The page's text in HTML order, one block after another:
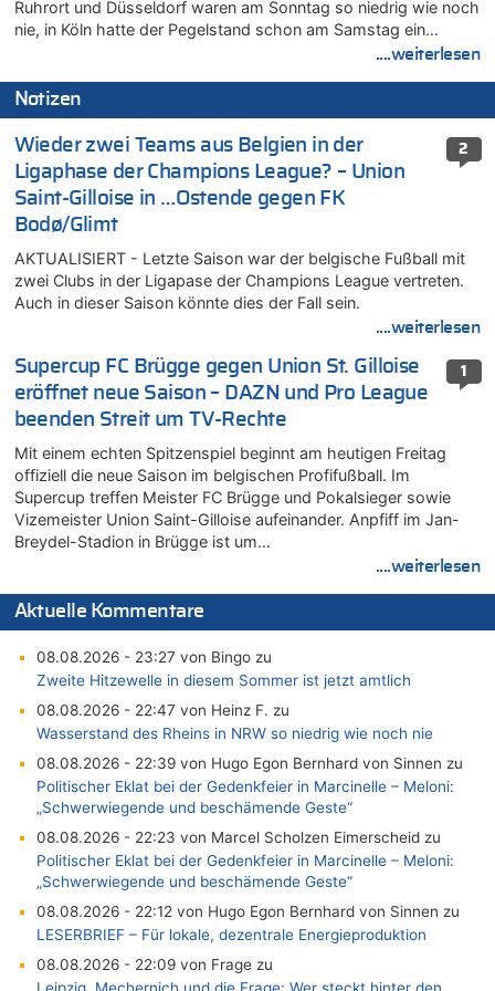
Ruhrort und Düsseldorf waren am Sonntag so niedrig wie noch
nie, in Köln hatte der Pegelstand schon am Samstag ein…
....weiterlesen
Notizen
2
Wieder zwei Teams aus Belgien in der
Ligaphase der Champions League? – Union
Saint-Gilloise in …Ostende gegen FK
Bodø/Glimt
AKTUALISIERT - Letzte Saison war der belgische Fußball mit
zwei Clubs in der Ligapase der Champions League vertreten.
Auch in dieser Saison könnte dies der Fall sein.
....weiterlesen
1
Supercup FC Brügge gegen Union St. Gilloise
eröffnet neue Saison – DAZN und Pro League
beenden Streit um TV-Rechte
Mit einem echten Spitzenspiel beginnt am heutigen Freitag
offiziell die neue Saison im belgischen Profifußball. Im
Supercup treffen Meister FC Brügge und Pokalsieger sowie
Vizemeister Union Saint-Gilloise aufeinander. Anpfiff im Jan-
Breydel-Stadion in Brügge ist um…
....weiterlesen
Aktuelle Kommentare
08.08.2026 - 23:27 von Bingo zu
Zweite Hitzewelle in diesem Sommer ist jetzt amtlich
08.08.2026 - 22:47 von Heinz F. zu
Wasserstand des Rheins in NRW so niedrig wie noch nie
08.08.2026 - 22:39 von Hugo Egon Bernhard von Sinnen zu
Politischer Eklat bei der Gedenkfeier in Marcinelle – Meloni:
„Schwerwiegende und beschämende Geste“
08.08.2026 - 22:23 von Marcel Scholzen Eimerscheid zu
Politischer Eklat bei der Gedenkfeier in Marcinelle – Meloni:
„Schwerwiegende und beschämende Geste“
08.08.2026 - 22:12 von Hugo Egon Bernhard von Sinnen zu
LESERBRIEF – Für lokale, dezentrale Energieproduktion
08.08.2026 - 22:09 von Frage zu